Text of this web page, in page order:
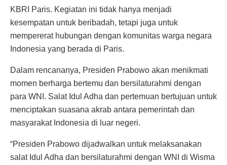
KBRI Paris. Kegiatan ini tidak hanya menjadi
kesempatan untuk beribadah, tetapi juga untuk
mempererat hubungan dengan komunitas warga negara
Indonesia yang berada di Paris.
Dalam rencananya, Presiden Prabowo akan menikmati
momen berharga bertemu dan bersilaturahmi dengan
para WNI. Salat Idul Adha dan pertemuan bertujuan untuk
menciptakan suasana akrab antara pemerintah dan
masyarakat Indonesia di luar negeri.
“Presiden Prabowo dijadwalkan untuk melaksanakan
salat Idul Adha dan bersilaturahmi dengan WNI di Wisma